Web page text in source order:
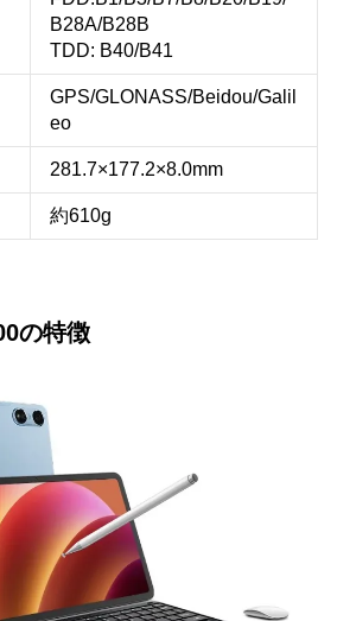
B28A/B28B
TDD: B40/B41
GPS/GLONASS/Beidou/Galil
eo
281.7×177.2×8.0mm
約610g
の特徴